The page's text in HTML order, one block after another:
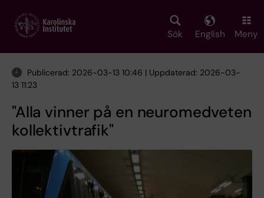
main
Sök English Meny
Publicerad: 2026-03-13 10:46 | Uppdaterad: 2026-03-
13 11:23
"Alla vinner på en neuromedveten
kollektivtrafik"